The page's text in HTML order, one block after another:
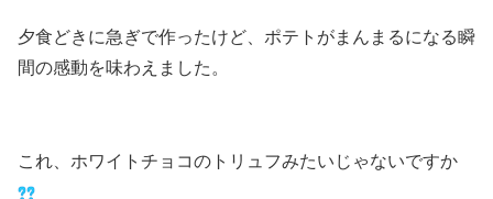
夕食どきに急ぎで作ったけど、ポテトがまんまるになる瞬
間の感動を味わえました。
これ、ホワイトチョコのトリュフみたいじゃないですか